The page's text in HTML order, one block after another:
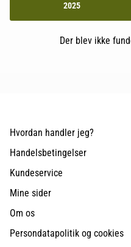
2025
Der blev ikke
Hvordan handler jeg?
Handelsbetingelser
Kundeservice
Mine sider
Om os
Persondatapolitik og cookies